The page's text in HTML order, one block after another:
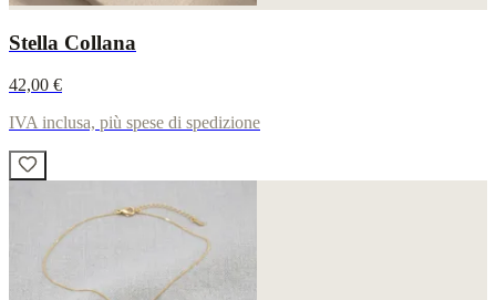
Stella Collana
42,00 €
IVA inclusa, più spese di spedizione